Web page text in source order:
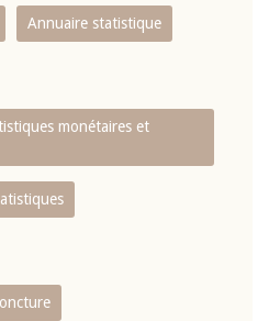
Annuaire statistique
monétaires et